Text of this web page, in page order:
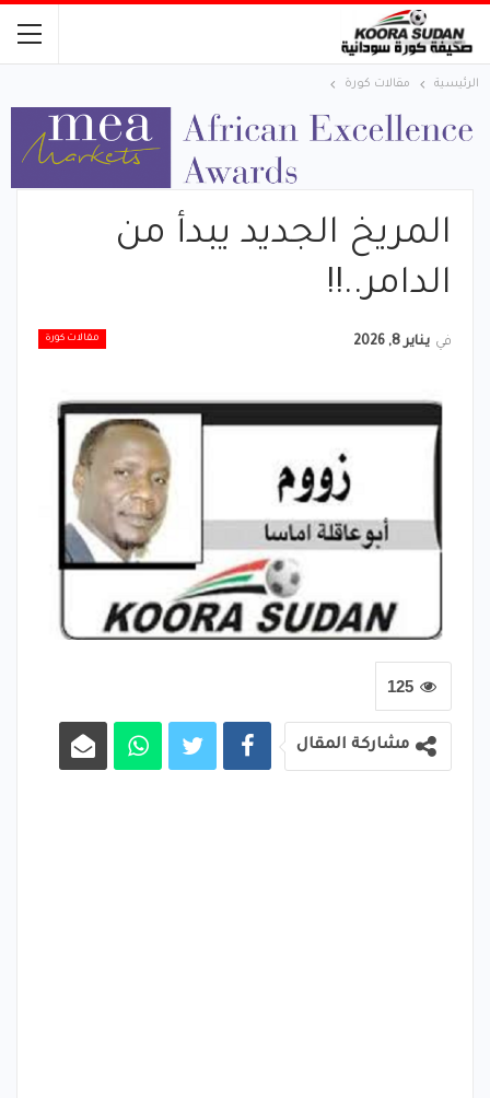
الرئيسية مقالات كورة
المريخ الجديد يبدأ من
الدامر..!!
مقالات كورة في يناير 8, 2026
125
مشاركة المقال